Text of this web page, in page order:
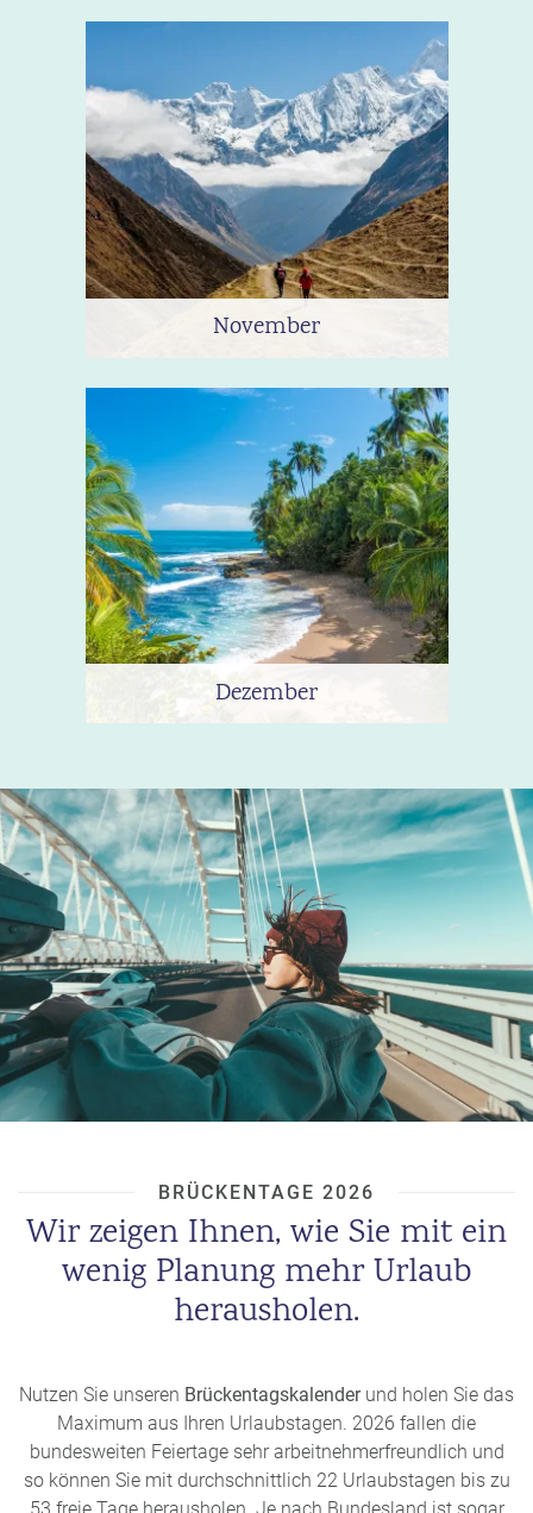
November
Dezember
BRÜCKENTAGE 2026
Wir zeigen Ihnen, wie Sie mit ein
wenig Planung mehr Urlaub
herausholen.
Nutzen Sie unseren Brückentagskalenderund holen Sie das
Maximum aus Ihren Urlaubstagen. 2026 fallen die
bundesweiten Feiertage sehr arbeitnehmerfreundlich und
so können Sie mit durchschnittlich 22 Urlaubstagen bis zu
53 freie Tage herausholen. Je nach Bundesland ist sogar